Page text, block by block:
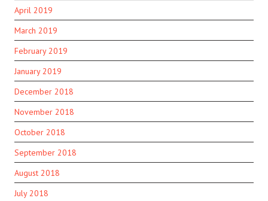
April 2019
March 2019
February 2019
January 2019
December 2018
November 2018
October 2018
September 2018
August 2018
July 2018